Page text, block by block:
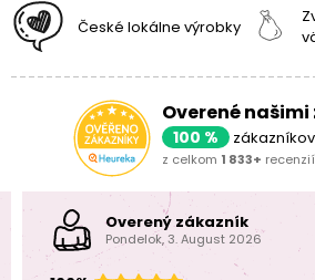
České lokálne výrobky
Overené
100 %
z celkom 1 833+
Overený zákazník
Pondelok, 3. August 2026